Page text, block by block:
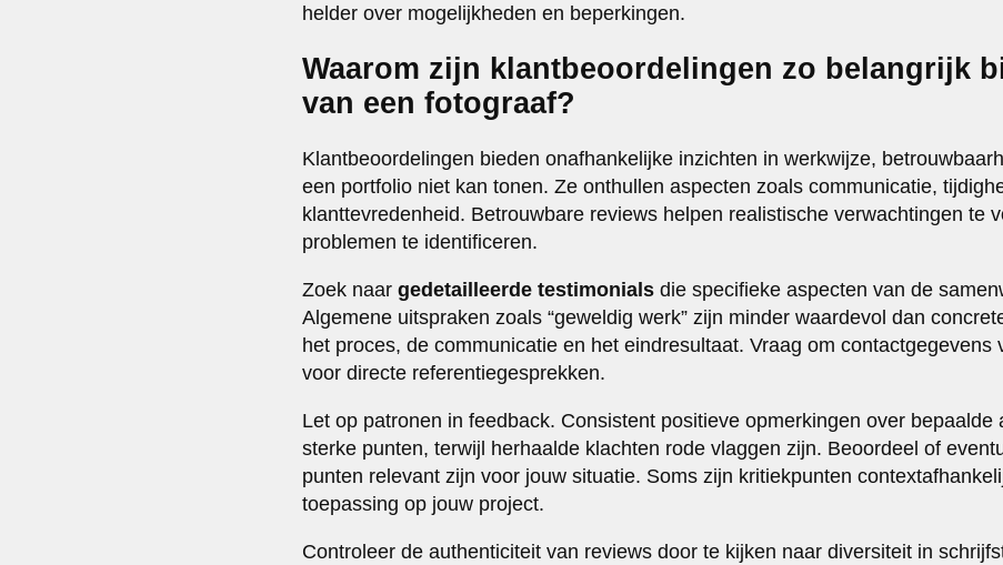
helder over mogelijkheden en beperkingen.
Waarom zijn klantbeoordelingen zo belangrijk
van een fotograaf?
Klantbeoordelingen bieden onafhankelijke inzichten in werkwijze,
een portfolio niet kan tonen. Ze onthullen aspecten zoals communicatie,
klanttevredenheid. Betrouwbare reviews helpen realistische verwachtingen te
problemen te identificeren.
Zoek naar gedetailleerde testimonials die specifieke aspecten van de
Algemene uitspraken zoals “geweldig werk” zijn minder waardevol dan
het proces, de communicatie en het eindresultaat. Vraag om contactgegevens
voor directe referentiegesprekken.
Let op patronen in feedback. Consistent positieve opmerkingen over bepaalde
sterke punten, terwijl herhaalde klachten rode vlaggen zijn. Beoordeel of
punten relevant zijn voor jouw situatie. Soms zijn kritiekpunten
toepassing op jouw project.
Controleer de authenticiteit van reviews door te kijken naar diversiteit in